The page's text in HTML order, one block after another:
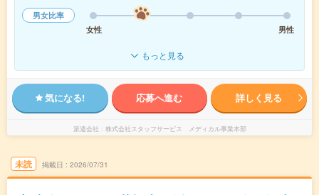
男女比率
女性
男性
もっと見る
気になる! 応募へ進む 詳しく見る
派遣会社 株式会社スタッフサービス メディカル事業本部
未読 掲載日 2026/07/31